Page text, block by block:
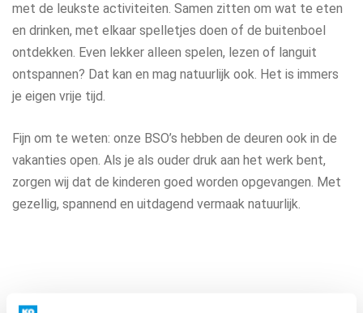
met de leukste activiteiten. Samen zitten om wat te eten
en drinken, met elkaar spelletjes doen of de buitenboel
ontdekken. Even lekker alleen spelen, lezen of languit
ontspannen? Dat kan en mag natuurlijk ook. Het is immers
je eigen vrije tijd.
Fijn om te weten: onze BSO’s hebben de deuren ook in de
vakanties open. Als je als ouder druk aan het werk bent,
zorgen wij dat de kinderen goed worden opgevangen. Met
gezellig, spannend en uitdagend vermaak natuurlijk.